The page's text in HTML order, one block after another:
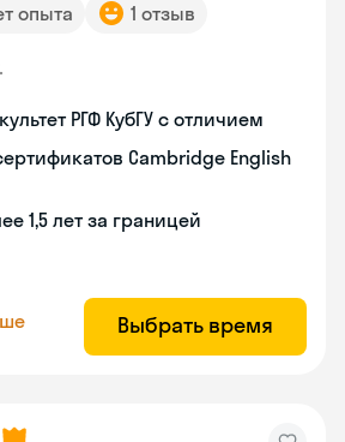
опыта 1 отзыв
РГФ КубГУ с отличием
Cambridge English
1,5 лет за границей
Выбрать время